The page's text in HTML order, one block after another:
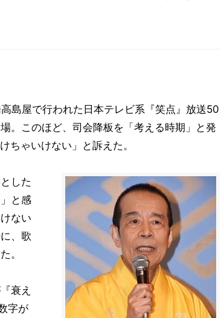
島屋で行われた日本テレビ系『笑点』放送50
。このほど、司会降板を「考える時期」と発
ちゃいけない」と訴えた。
した
と感
ない
、歌
。
衰え
字が